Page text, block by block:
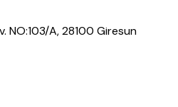
NO:103/A, 28100 Giresun